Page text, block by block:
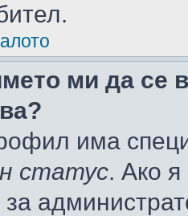
ми да се
има
статус. Ако